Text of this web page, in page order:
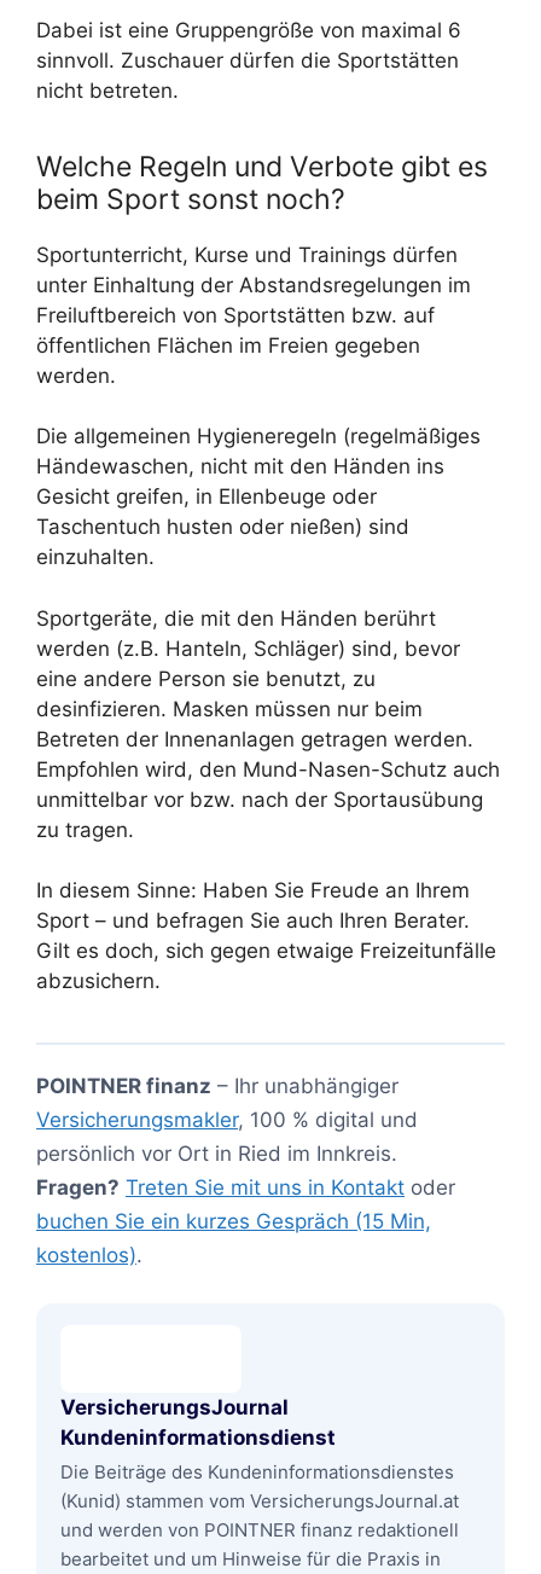
Dabei ist eine Gruppengröße von maximal 6
sinnvoll. Zuschauer dürfen die Sportstätten
nicht betreten.
Welche Regeln und Verbote gibt es
beim Sport sonst noch?
Sportunterricht, Kurse und Trainings dürfen
unter Einhaltung der Abstandsregelungen im
Freiluftbereich von Sportstätten bzw. auf
öffentlichen Flächen im Freien gegeben
werden.
Die allgemeinen Hygieneregeln (regelmäßiges
Händewaschen, nicht mit den Händen ins
Gesicht greifen, in Ellenbeuge oder
Taschentuch husten oder nießen) sind
einzuhalten.
Sportgeräte, die mit den Händen berührt
werden (z.B. Hanteln, Schläger) sind, bevor
eine andere Person sie benutzt, zu
desinfizieren. Masken müssen nur beim
Betreten der Innenanlagen getragen werden.
Empfohlen wird, den Mund-Nasen-Schutz auch
unmittelbar vor bzw. nach der Sportausübung
zu tragen.
In diesem Sinne: Haben Sie Freude an Ihrem
Sport – und befragen Sie auch Ihren Berater.
Gilt es doch, sich gegen etwaige Freizeitunfälle
abzusichern.
POINTNER finanz – Ihr unabhängiger
Versicherungsmakler, 100 % digital und
persönlich vor Ort in Ried im Innkreis.
Fragen? Treten Sie mit uns in Kontakt oder
buchen Sie ein kurzes Gespräch (15 Min,
kostenlos).
VersicherungsJournal
Kundeninformationsdienst
Die Beiträge des Kundeninformationsdienstes
(Kunid) stammen vom VersicherungsJournal.at
und werden von POINTNER finanz redaktionell
bearbeitet und um Hinweise für die Praxis in